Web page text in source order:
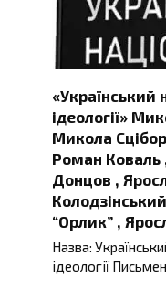
«Український
ідеології»
Микола
Роман
Донцов ,
“Орлик” ,
Назва:
ідеології